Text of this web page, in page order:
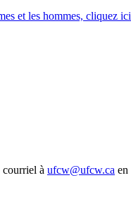
et les hommes, cliquez ici
courriel à ufcw@ufcw.ca en